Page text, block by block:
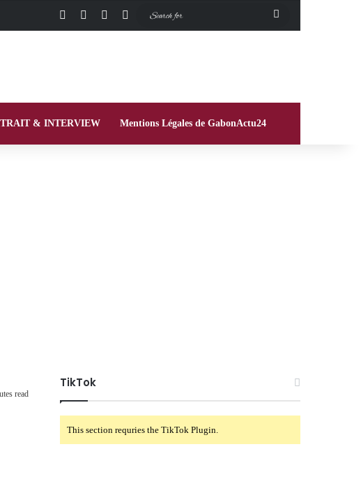
Facebook InstagramSwitch skin
& INTERVIEW Mentions Légales de GabonActu24
read
TikTok
This section requries the TikTok Plugin.